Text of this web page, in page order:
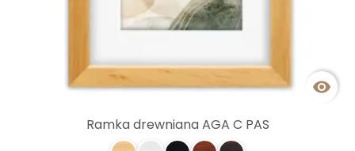

Ramka drewniana AGA C PAS